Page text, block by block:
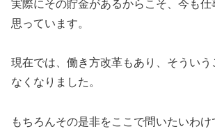
実際にその貯金があるからこそ、今も仕
思っています。
現在では、働き方改革もあり、そうい
なくなりました。
もちろんその是非をここで問いたいわ